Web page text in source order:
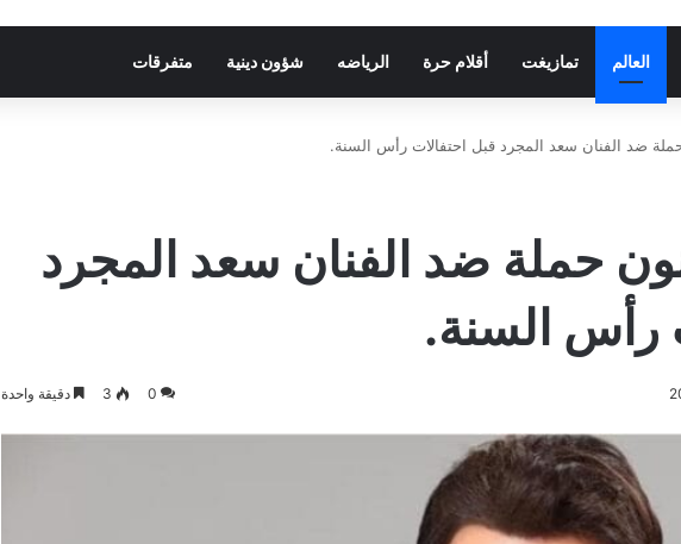
العالم تمازيغت أقلام حرة الرياضه شؤون دينية متفرقات
ضد الفنان سعد المجرد قبل احتفالات رأس السنة.
حملة ضد الفنان سعد المجرد
رأس السنة.
0
3 دقيقة واحدة